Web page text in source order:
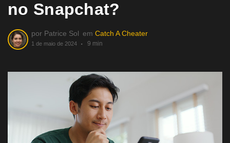
no Snapchat?
por Patrice Sol em Catch A Cheater
1 de maio de 2024 9 min